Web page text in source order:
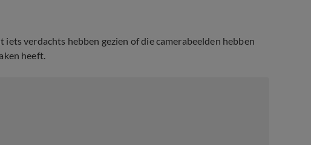
verdachts hebben gezien of die camerabeelden hebben
heeft.